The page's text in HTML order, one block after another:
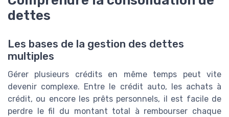
dettes
Les bases de la gestion des dettes
multiples
Gérer plusieurs crédits en même temps peut vite
devenir complexe. Entre le crédit auto, les achats à
crédit, ou encore les prêts personnels, il est facile de
perdre le fil du montant total à rembourser chaque